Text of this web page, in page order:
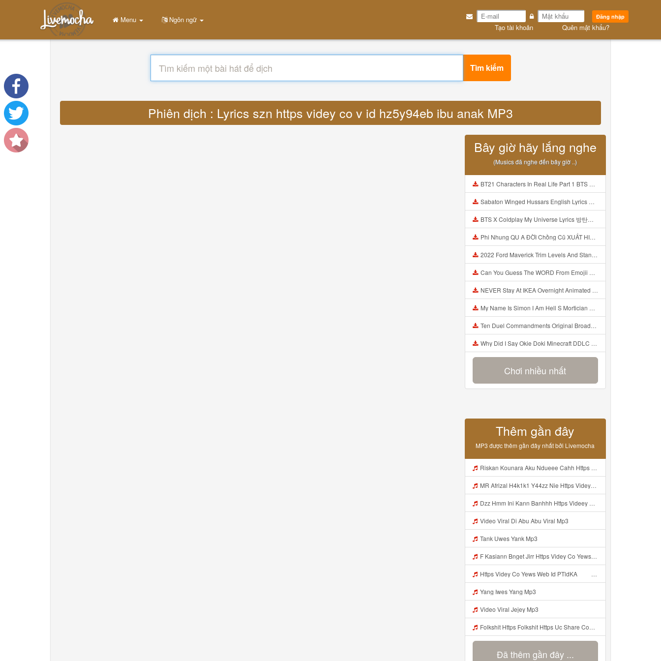
Đăng nhập
Tạo tài khoản Quên mật khẩu?
Menu Ngôn ngữ
Tìm kiếm
Phiên dịch : Lyrics szn https videy co v id hz5y94eb ibu anak MP3
Bây giờ hãy lắng nghe
(Musics đã nghe đến bây giờ ..)
BT21 Characters In Real Life Part 1 BTS AND BT21 방탄소년단 BT21 BT21아가들은 아빠조아 따라쟁이들 BTS Vs BT21 Mp3
Sabaton Winged Hussars English Lyrics Mp3
BTS X Coldplay My Universe Lyrics 방탄소년단 콜드플레이 My Universe 가사 Color Coded Lyrics Han Rom Eng Mp3
Phi Nhung QU A ĐỜI Chồng Cũ XUẤT HIỆN Khóc Hối Hận Vì Làm Điều KHỦNG KHIẾP Với Cô Mp3
2022 Ford Maverick Trim Levels And Standard Features Explained Mp3
Can You Guess The WORD From Emojii COMPOUND WORD EMOJII CHALLENGE 90 PEOPLE FAIL Guess Mp3
NEVER Stay At IKEA Overnight Animated SCP 3008 Horror Story Mp3
My Name Is Simon I Am Hell S Mortician And I Am Going To Kill God Creepypasta Mp3
Ten Duel Commandments Original Broadway Cast Of Hamilton Lyrics Mp3
Why Did I Say Okie Doki Minecraft DDLC Animated Music Video Song By The Stupendium Mp3
Chơi nhiều nhất
Thêm gần đây
MP3 được thêm gần đây nhất bởi Livemocha
Riskan Kounara Aku Ndueee Cahh Https Shorter Me HPjNIt ᅟᅟᅟᅟᅟᅟᅟᅟᅟᅟᅟᅟᅟᅟᅟᅟᅟᅟᅟᅟᅟᅟᅟᅟᅟᅟᅟᅟᅟᅟᅟᅟ ᅠ ᅠ ᅠ ᅠ ᅠ ᅠ ᅠ ᅠ ᅠ ᅠ ᅠ ᅠ ᅠ ᅠ ᅠ OKk ᅠ ᅠ ᅠ ᅠ ᅠ ᅠ ᅠ ᅠ ᅠ ᅠ ᅠ ᅠ ᅠ ᅠ ᅠ ᅠ Mp3
MR Afrizal H4k1k1 Y44zz Nie Https Videyys Lvonya Web Id ᅟᅟᅟᅟᅟᅟᅟᅟᅟᅟᅟᅟᅟᅟᅟᅟᅟᅟᅟᅟᅟᅟᅟᅟᅟᅟᅟᅟᅟᅟᅟᅟ ᅠ ᅠ ᅠ ᅠ ᅠ ᅠ ᅠ ᅠ ᅠ ᅠ ᅠ ᅠ ᅠ ᅠ ᅠ OKk ᅠ ᅠ ᅠ ᅠ ᅠ ᅠ ᅠ ᅠ ᅠ ᅠ ᅠ ᅠ ᅠ ᅠ ᅠ Mp3
Dzz Hmm Ini Kann Banhhh Https Videey Dpoyn Cfd ᅠ ᅠ ᅠ ᅠ ᅠ ᅠ ᅠ P ᅠ ᅠ ᅠ Pᅠ P ᅠp ᅠ ᅠ ᅠ Uᅠ ᅠ ᅠ Vp ᅠ ᅠ ᅠ ᅠ ᅠ ᅠ ᅠ ᅠ ᅠ ᅠ ᅠ ᅠ ᅠ ᅠ ᅠ ᅠ ᅠ ᅠ ᅠ ᅠ ᅠ ᅠ ᅠ ᅠ ᅠ ᅠ ᅠ ᅠ ᅠ ᅠ ᅠ ᅠ ᅠ ᅠ ᅠ ᅠ ᅠ Mp3
Video Viral Di Abu Abu Viral Mp3
Tank Uwes Yank Mp3
F Kasiann Bnget Jirr Https Videy Co Yews Web Id PTldKA ᅠ ᅠ ᅠ ᅠ ᅠ ᅠ ᅠ ᅠ ᅠ ᅠ ᅠ ᅠ ᅠ ᅠ ᅠ ᅠ ᅠ ᅠ ᅠ ᅠ ᅠ ᅠ ᅠ ᅠ ᅠ ᅠ ᅠ ᅠ ᅠ ᅠ ᅠ ᅠ ᅠ ᅠ ᅠ ᅠ ᅠ ᅠ ᅠ ᅠ ᅠ ᅠ ᅠ ᅠ ᅠ ᅠ ᅠ ᅠ ᅠ ᅠ ᅠ ᅠ ᅠ ᅠ ᅠ ᅠ ᅠ ᅠ Mp3
Https Videy Co Yews Web Id PTldKA ᅠ ᅠ ᅠ ᅠ ᅠ ᅠ ᅠ ᅠ ᅠ ᅠ ᅠ ᅠ ᅠ ᅠ ᅠ ᅠ ᅠ ᅠ ᅠ ᅠ ᅠ ᅠ ᅠ ᅠ ᅠ ᅠ ᅠ ᅠ ᅠ ᅠ ᅠ ᅠ ᅠ ᅠ ᅠ ᅠ ᅠ ᅠ ᅠ ᅠ ᅠ ᅠ ᅠ ᅠ ᅠ ᅠ ᅠ ᅠ ᅠ ᅠ Mp3
Yang Iwes Yang Mp3
Video Viral Jejey Mp3
Folkshit Https Folkshit Https Uc Share Com S E136598aea7a4 La Id Uc Share Com S E136598aea7a4 La Id Mp3
Đã thêm gần đây ...